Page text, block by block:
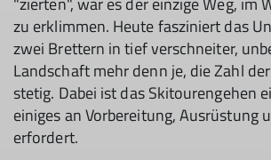
zu erklimmen. Heute fasziniert das
zwei Brettern in tief verschneiter,
Landschaft mehr denn je, die Zahl
stetig. Dabei ist das Skitourengehen
einiges an Vorbereitung, Ausrüstung
erfordert.